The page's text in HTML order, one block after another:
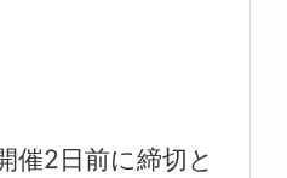
2日前に締切と